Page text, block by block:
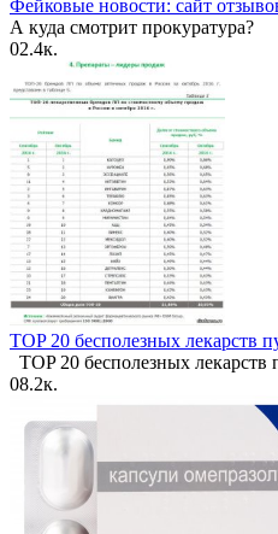
Фейковые новости: сайт
А куда смотрит прокуратура?
02.4к.
TOP 20 бесполезных лекарств
TOP 20 бесполезных
08.2к.